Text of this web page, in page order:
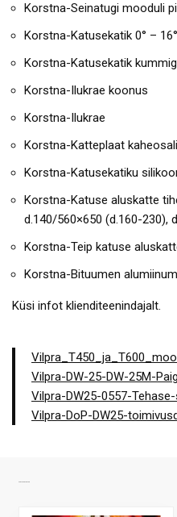
Korstna-Seinatugi mooduli
Korstna-Katusekatik 0° –
Korstna-Katusekatik
Korstna-Ilukrae koonus
Korstna-Ilukrae
Korstna-Katteplaat
Korstna-Katusekatiku
Korstna-Katuse aluskatte
d.140/560×650 (d.160-230),
Korstna-Teip katuse
Korstna-Bituumen
Küsi infot klienditeenindajalt.
Vilpra-DW-25-DW-25M-
Vilpra-DW25-0557-
Vilpra-DoP-DW25-